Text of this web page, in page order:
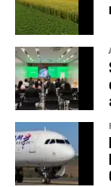
propriedades e
internacional, é
simples: o
E quando uma
insistir nela não
que pode se